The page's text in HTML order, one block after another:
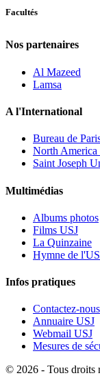
Facultés
Nos partenaires
Al Mazeed
Lamsa
A l'International
Bureau de
North
Saint Joseph
Multimédias
Albums photos
Films USJ
La Quinzaine
Hymne de
Infos pratiques
Contactez-nous
Annuaire USJ
Webmail USJ
Mesures de
© 2026 - Tous droits